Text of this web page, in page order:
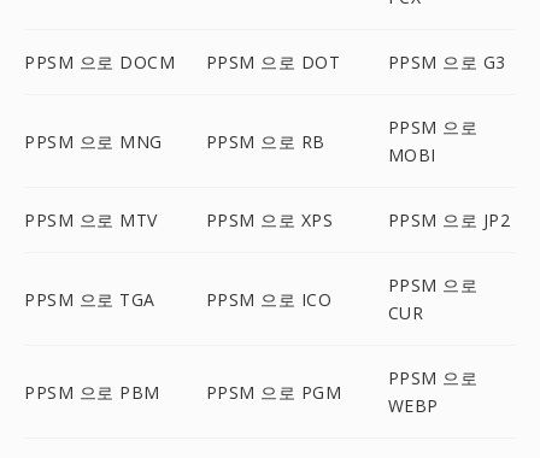
PPSM 으로 DOCM PPSM 으로 DOT PPSM 으로 G3
PPSM 으로 MNG PPSM 으로 RB
PPSM 으로
MOBI
PPSM 으로 MTV PPSM 으로 XPS PPSM 으로 JP2
PPSM 으로 TGA PPSM 으로 ICO
PPSM 으로
CUR
PPSM 으로 PBM PPSM 으로 PGM
PPSM 으로
WEBP